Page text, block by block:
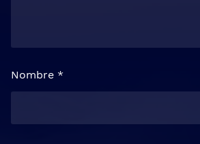
Nombre *